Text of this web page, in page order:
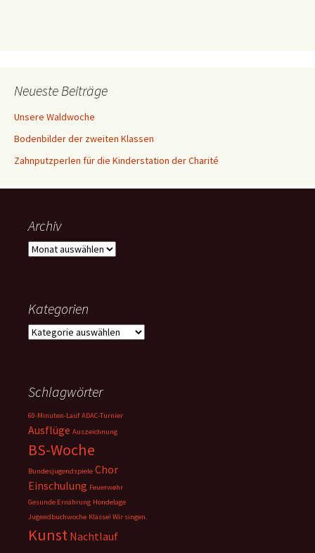
Neueste Beiträge
Unsere Waldwoche
Bodenbilder der zweiten Klassen
Zahnputzperlen für die Kinderstation der Charité
Archiv
Archiv
Kategorien
Kategorien
Schlagwörter
60-Minuten-Lauf ADAC-Turnier
Ausflüge Auszeichnung
BS-Woche
Bundesjugendspiele Chor
Einschulung Feuerwehr
Gesunde Ernährung Hondelage
Jugendbuchwoche Klasse! Wir singen.
Kunst Nachtlauf